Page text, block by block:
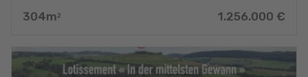
304m 2 1.256.000 €